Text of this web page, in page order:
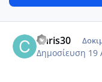
Chris30
Δημοσίευση 19